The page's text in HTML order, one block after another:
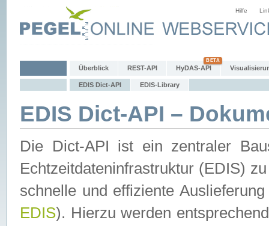
Hilfe
Überblick REST-API HyDAS-API
EDIS Dict-API EDIS-Library
EDIS Dict-API –
Die Dict-API ist ein zentraler
Echtzeitdateninfrastruktur (EDIS)
schnelle und effiziente
EDIS). Hierzu werden